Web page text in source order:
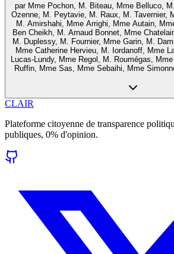
par Mme Pochon, M. Biteau, Mme Belluco,
Ozenne, M. Peytavie, M. Raux, M. Tavernier,
M. Amirshahi, Mme Arrighi, Mme Autain,
Ben Cheikh, M. Arnaud Bonnet, Mme
M. Duplessy, M. Fournier, Mme Garin, M.
Mme Catherine Hervieu, M. Iordanoff, Mme
Lucas-Lundy, Mme Regol, M. Roumégas,
Ruffin, Mme Sas, Mme Sebaihi, Mme
CLAIR
Plateforme citoyenne de transparence
publiques, 0% d'opinion.